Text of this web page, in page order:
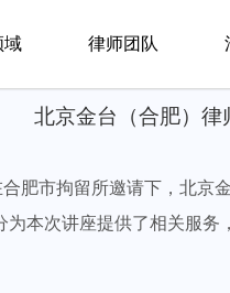
域 律师团队
北京金台（合肥）
肥市拘留所邀请下，北京
本次讲座提供了相关服